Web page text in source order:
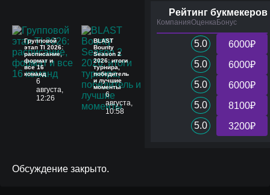
Групповой
этап TI 2026:
расписание,
формат и
все 16
команд
6
августа,
12:26
BLAST
Bounty
Season 2
2026: итоги
турнира,
победитель
и лучшие
моменты
6
августа,
10:58
Обсуждение закрыто.
Рейтинг букмекеров
КомпанияОценкаБонус
5.0
6000₽
5.0
6000₽
5.0
6000₽
5.0
8100₽
5.0
3200₽